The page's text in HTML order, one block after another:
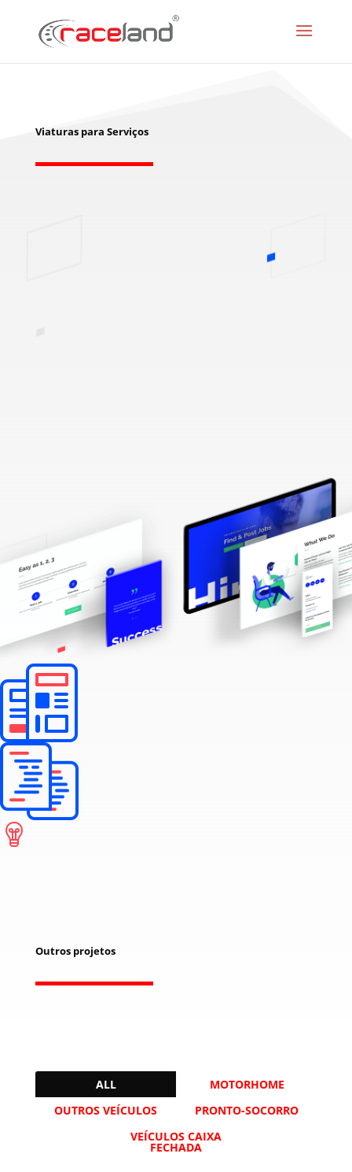
Viaturas para Serviços
Outros projetos
ALL
MOTORHOME
OUTROS VEÍCULOS
PRONTO-SOCORRO
VEÍCULOS CAIXA
FECHADA